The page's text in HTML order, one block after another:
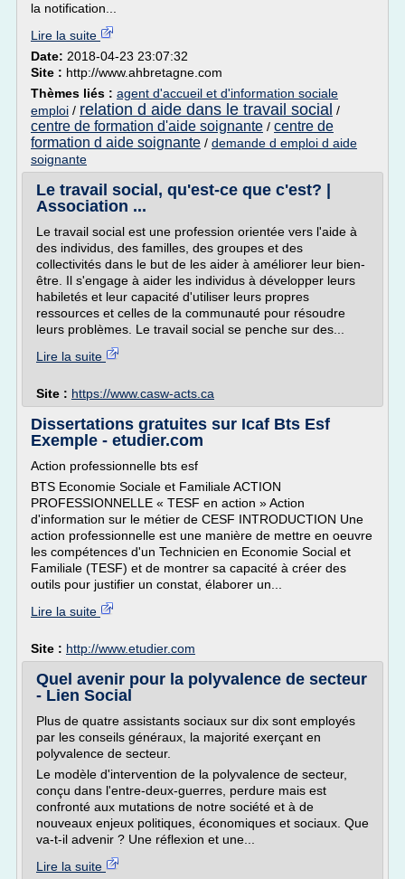
la notification...
Lire la suite
Date: 2018-04-23 23:07:32
Site : http://www.ahbretagne.com
Thèmes liés : agent d'accueil et d'information sociale
emploi / relation d aide dans le travail social /
centre de formation d'aide soignante / centre de
formation d aide soignante / demande d emploi d aide
soignante
Le travail social, qu'est-ce que c'est? |
Association ...
Le travail social est une profession orientée vers l'aide à
des individus, des familles, des groupes et des
collectivités dans le but de les aider à améliorer leur bien-
être. Il s'engage à aider les individus à développer leurs
habiletés et leur capacité d'utiliser leurs propres
ressources et celles de la communauté pour résoudre
leurs problèmes. Le travail social se penche sur des...
Lire la suite
Site : https://www.casw-acts.ca
Dissertations gratuites sur Icaf Bts Esf
Exemple - etudier.com
Action professionnelle bts esf
BTS Economie Sociale et Familiale ACTION
PROFESSIONNELLE « TESF en action » Action
d'information sur le métier de CESF INTRODUCTION Une
action professionnelle est une manière de mettre en oeuvre
les compétences d'un Technicien en Economie Social et
Familiale (TESF) et de montrer sa capacité à créer des
outils pour justifier un constat, élaborer un...
Lire la suite
Site : http://www.etudier.com
Quel avenir pour la polyvalence de secteur
- Lien Social
Plus de quatre assistants sociaux sur dix sont employés
par les conseils généraux, la majorité exerçant en
polyvalence de secteur.
Le modèle d'intervention de la polyvalence de secteur,
conçu dans l'entre-deux-guerres, perdure mais est
confronté aux mutations de notre société et à de
nouveaux enjeux politiques, économiques et sociaux. Que
va-t-il advenir ? Une réflexion et une...
Lire la suite